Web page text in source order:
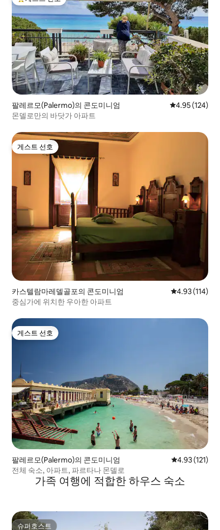
상위 게스트 선호
팔레르모(Palermo)의 콘도미니엄 평점 4.95점(5
4.95 (124)
몬델로만의 바닷가 아파트
게스트 선호
게스트 선호
카스텔람마레델골포의 콘도미니엄 평점 4.93점(5
4.93 (114)
중심가에 위치한 우아한 아파트
게스트 선호
게스트 선호
팔레르모(Palermo)의 콘도미니엄 평점 4.93점(5
4.93 (121)
전체 숙소, 아파트, 파르타나 몬델로
가족 여행에 적합한 하우스 숙소
슈퍼호스트